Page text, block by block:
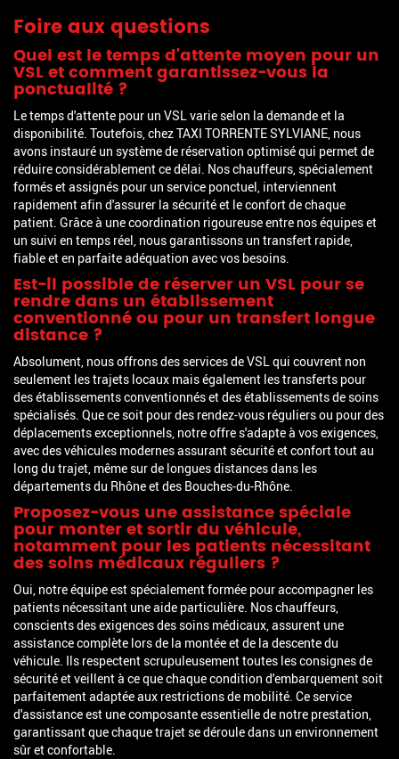
Foire aux questions
Quel est le temps d'attente moyen pour un
VSL et comment garantissez-vous la
ponctualité ?
Le temps d'attente pour un VSL varie selon la demande et la
disponibilité. Toutefois, chez TAXI TORRENTE SYLVIANE, nous
avons instauré un système de réservation optimisé qui permet de
réduire considérablement ce délai. Nos chauffeurs, spécialement
formés et assignés pour un service ponctuel, interviennent
rapidement afin d'assurer la sécurité et le confort de chaque
patient. Grâce à une coordination rigoureuse entre nos équipes et
un suivi en temps réel, nous garantissons un transfert rapide,
fiable et en parfaite adéquation avec vos besoins.
Est-il possible de réserver un VSL pour se
rendre dans un établissement
conventionné ou pour un transfert longue
distance ?
Absolument, nous offrons des services de VSL qui couvrent non
seulement les trajets locaux mais également les transferts pour
des établissements conventionnés et des établissements de soins
spécialisés. Que ce soit pour des rendez-vous réguliers ou pour des
déplacements exceptionnels, notre offre s'adapte à vos exigences,
avec des véhicules modernes assurant sécurité et confort tout au
long du trajet, même sur de longues distances dans les
départements du Rhône et des Bouches-du-Rhône.
Proposez-vous une assistance spéciale
pour monter et sortir du véhicule,
notamment pour les patients nécessitant
des soins médicaux réguliers ?
Oui, notre équipe est spécialement formée pour accompagner les
patients nécessitant une aide particulière. Nos chauffeurs,
conscients des exigences des soins médicaux, assurent une
assistance complète lors de la montée et de la descente du
véhicule. Ils respectent scrupuleusement toutes les consignes de
sécurité et veillent à ce que chaque condition d'embarquement soit
parfaitement adaptée aux restrictions de mobilité. Ce service
d'assistance est une composante essentielle de notre prestation,
garantissant que chaque trajet se déroule dans un environnement
sûr et confortable.